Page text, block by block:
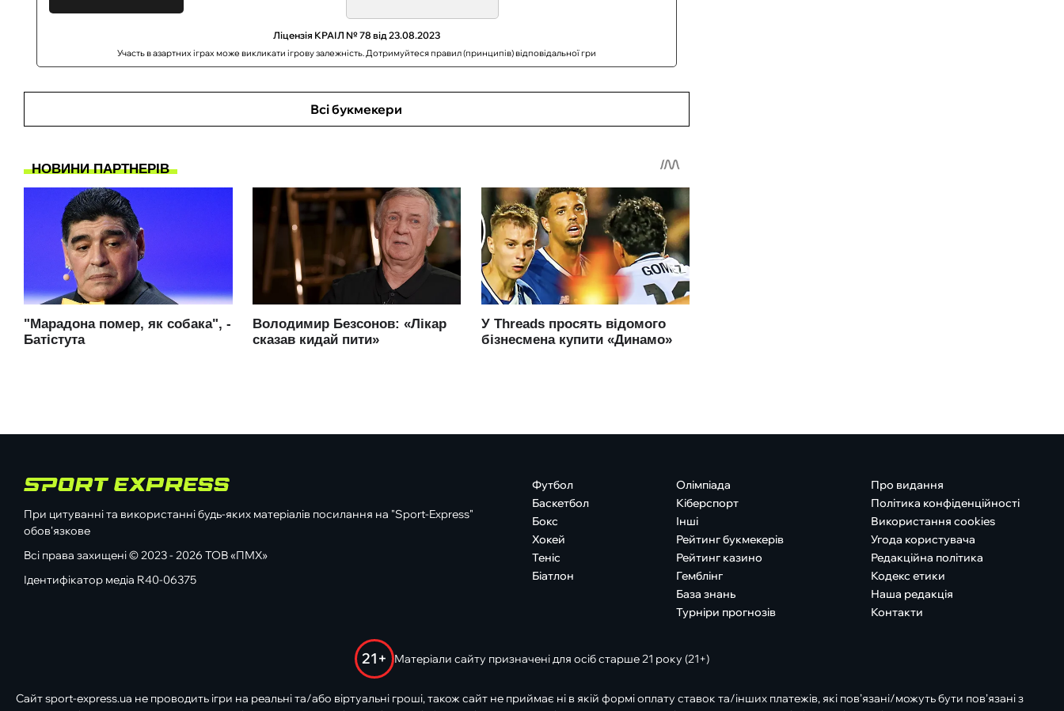
Ліцензія КРАІЛ № 78 від 23.08.2023
Участь в азартних іграх може викликати ігрову залежність. Дотримуйтеся правил (принципів) відповідальної гри
Всі букмекери
При цитуванні та використанні будь-яких матеріалів посилання на "Sport-Express"
обов'язкове
Всі права захищені © 2023 - 2026 ТОВ «ПМХ»
Ідентифікатор медіа R40-06375
Футбол
Баскетбол
Бокс
Хокей
Теніс
Біатлон
Олімпіада
Кіберспорт
Інші
Рейтинг букмекерів
Рейтинг казино
Гемблінг
База знань
Турніри прогнозів
Про видання
Політика конфіденційності
Використання cookies
Угода користувача
Редакційна політика
Кодекс етики
Наша редакція
Контакти
21+ Матеріали сайту призначені для осіб старше 21 року (21+)
Сайт sport-express.ua не проводить ігри на реальні та/або віртуальні гроші, також сайт не приймає ні в якій формі оплату ставок та/інших платежів, які пов’язані/можуть бути пов’язані з